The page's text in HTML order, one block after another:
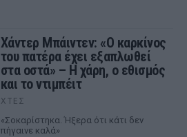
Χάντερ Μπάιντεν: «Ο καρκίνος
του πατέρα έχει εξαπλωθεί
στα οστά» – Η χάρη, ο εθισμός
και το ντιμπέιτ
ΧΤΕΣ
«Σοκαρίστηκα. Ήξερα ότι κάτι δεν
πήγαινε καλά»